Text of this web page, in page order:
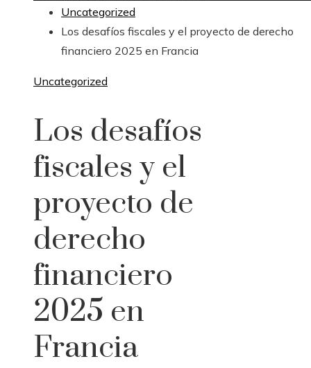
Uncategorized
Los desafíos fiscales y el proyecto de derecho
financiero 2025 en Francia
Uncategorized
Los desafíos
fiscales y el
proyecto de
derecho
financiero
2025 en
Francia